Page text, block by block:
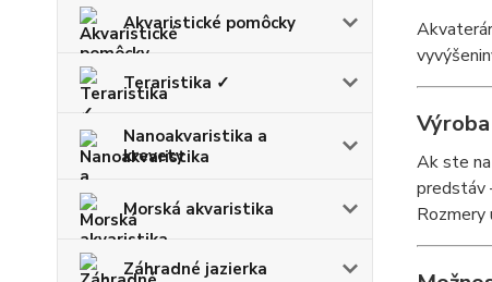
Akvaristické pomôcky
Teraristika ✓
Nanoakvaristika a
krevety
Morská akvaristika
Záhradné jazierka
Ak ste
predstáv
Rozmery